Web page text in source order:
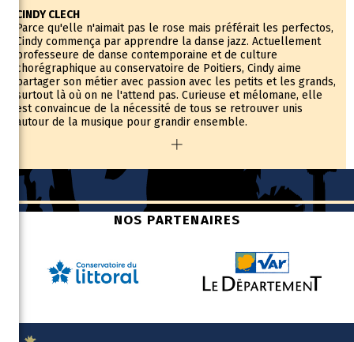
CINDY CLECH
Parce qu'elle n'aimait pas le rose mais préférait les perfectos,
Cindy commença par apprendre la danse jazz. Actuellement
professeure de danse contemporaine et de culture
chorégraphique au conservatoire de Poitiers, Cindy aime
partager son métier avec passion avec les petits et les grands,
surtout là où on ne l'attend pas. Curieuse et mélomane, elle
est convaincue de la nécessité de tous se retrouver unis
autour de la musique pour grandir ensemble.
en pensant s'inscrire à un cours de trombone ! C'est bien
l'adaptabilité qui donnera le ton de son rapport à la musique.
Aussi professeur en direction d'orchestre et pour des
personnes en situation de handicap, François-Xavier est
NOS PARTENAIRES